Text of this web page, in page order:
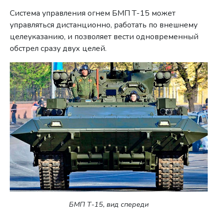
Система управления огнем БМП Т-15 может
управляться дистанционно, работать по внешнему
целеуказанию, и позволяет вести одновременный
обстрел сразу двух целей.
БМП Т-15, вид спереди